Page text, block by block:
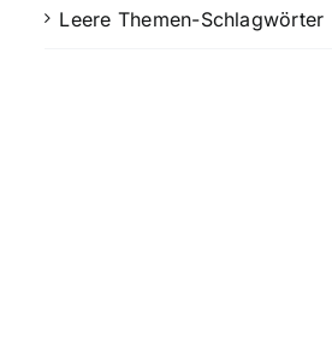
Leere Themen-Schlagwörter